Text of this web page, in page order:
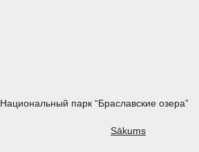
Национальный парк “Браславские озера”
Sākums